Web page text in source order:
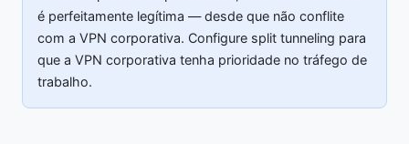
é perfeitamente legítima — desde que não conflite
com a VPN corporativa. Configure split tunneling para
que a VPN corporativa tenha prioridade no tráfego de
trabalho.